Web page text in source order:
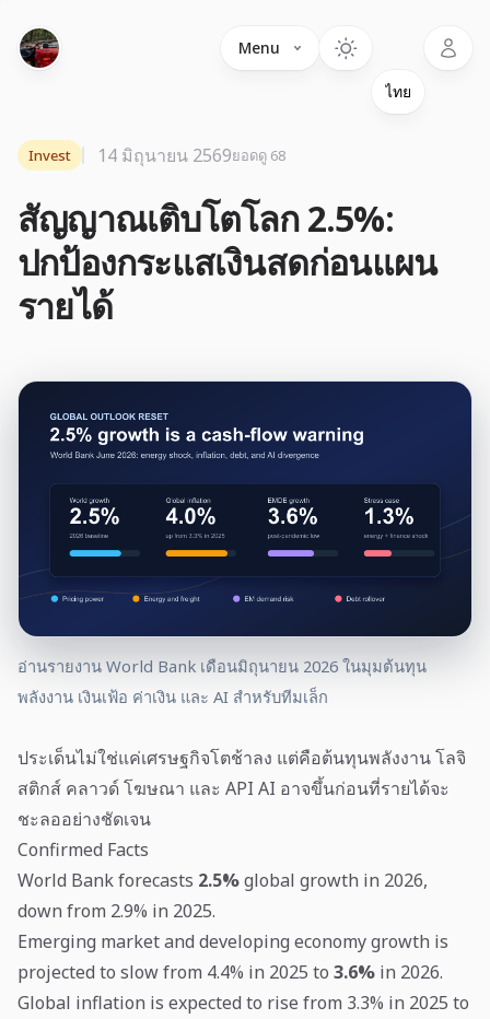
Menu Language
สัญญาณเติบโตโลก 2.5%:
ปกป้องกระแสเงินสดก่อนแผน
รายได้
Invest 14 มิถุนายน 2569ยอดดู 68
อ่านรายงาน World Bank เดือนมิถุนายน 2026 ในมุมต้นทุน
พลังงาน เงินเฟ้อ ค่าเงิน และ AI สำหรับทีมเล็ก
ประเด็นไม่ใช่แค่เศรษฐกิจโตช้าลง แต่คือต้นทุนพลังงาน โลจิ
สติกส์ คลาวด์ โฆษณา และ API AI อาจขึ้นก่อนที่รายได้จะ
ชะลออย่างชัดเจน
Confirmed Facts
World Bank forecasts 2.5%global growth in 2026,
down from 2.9% in 2025.
Emerging market and developing economy growth is
projected to slow from 4.4% in 2025 to 3.6% in 2026.
Global inflation is expected to rise from 3.3% in 2025 to